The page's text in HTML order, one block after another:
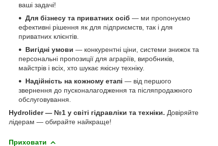
ваші задачі!
Для бізнесу та приватних осіб — ми пропонуємо
ефективні рішення як для підприємств, так і для
приватних клієнтів.
Вигідні умови — конкурентні ціни, системи знижок та
персональні пропозиції для аграріїв, виробників,
майстрів і всіх, хто шукає якісну техніку.
Надійність на кожному етапі — від першого
звернення до пусконалагодження та післяпродажного
обслуговування.
Hydrolider — №1 у світі гідравліки та техніки. Довіряйте
лідерам — обирайте найкраще!
Приховати